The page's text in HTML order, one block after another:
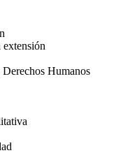
extensión
Humanos